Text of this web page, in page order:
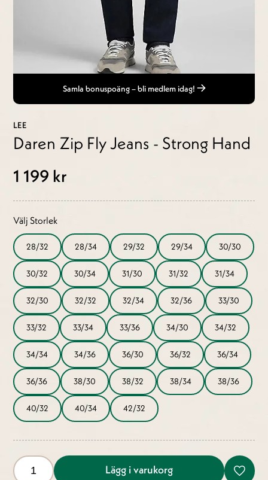
Samla bonuspoäng – bli medlem idag!
LEE
Daren Zip Fly Jeans - Strong Hand
1 199 kr
Välj Storlek
28/32 28/34 29/32 29/34 30/30
30/32 30/34 31/30 31/32 31/34
32/30 32/32 32/34 32/36 33/30
33/32 33/34 33/36 34/30 34/32
34/34 34/36 36/30 36/32 36/34
36/36 38/30 38/32 38/34 38/36
40/32 40/34 42/32
Lägg i varukorg